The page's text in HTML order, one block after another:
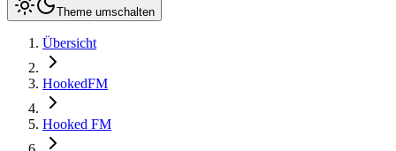
Theme umschalten
Übersicht
HookedFM
Hooked FM